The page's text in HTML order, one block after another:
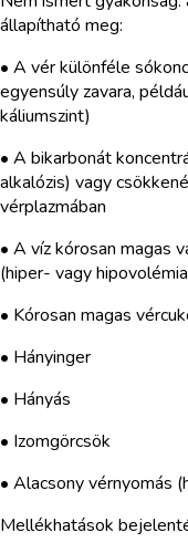
állapítható meg:
• A vér különféle
egyensúly zavara,
káliumszint)
• A bikarbonát
alkalózis) vagy
vérplazmában
• A víz kórosan magas
(hiper- vagy
• Kórosan magas
• Hányinger
• Hányás
• Izomgörcsök
• Alacsony vérnyomás
Mellékhatások